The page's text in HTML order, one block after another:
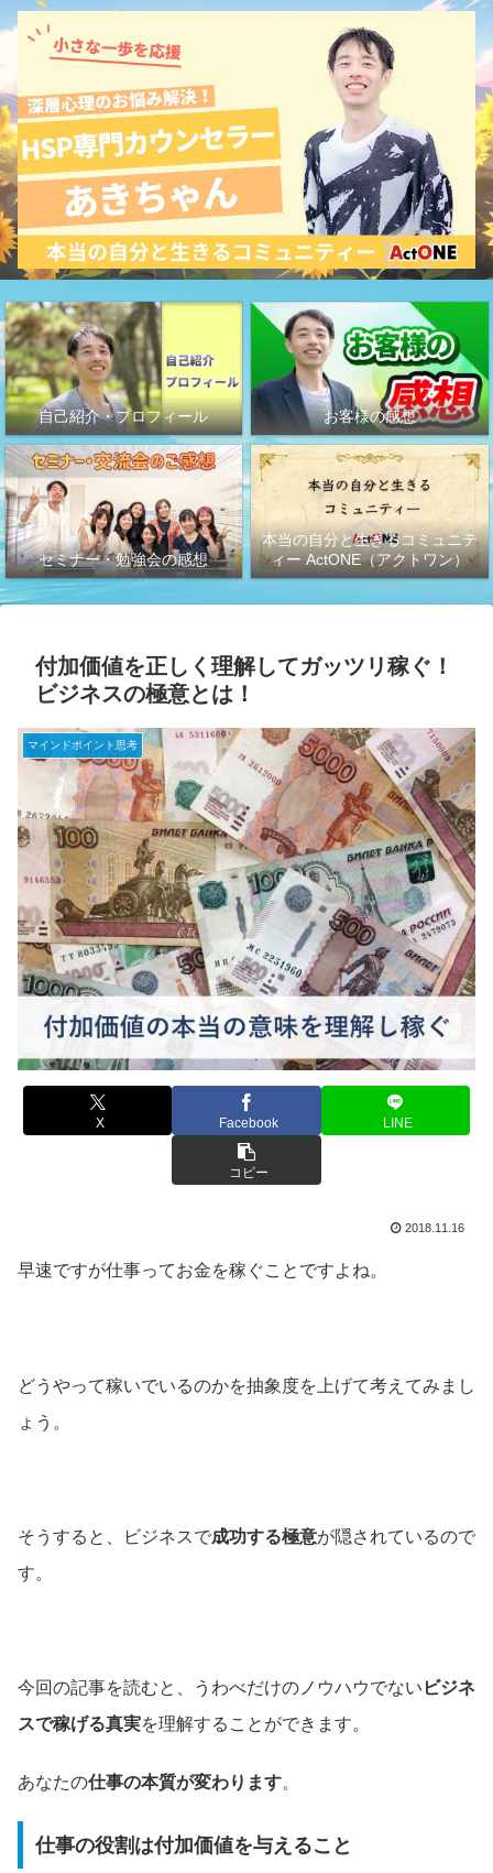
自己紹介・プロフィール お客様の感想
セミナー・勉強会の感想
本当の自分と生きるコミュニテ
ィー ActONE（アクトワン）
付加価値を正しく理解してガッツリ稼ぐ！
ビジネスの極意とは！
マインドポイント思考
X Facebook LINE
コピー
2018.11.16
早速ですが仕事ってお金を稼ぐことですよね。
どうやって稼いでいるのかを抽象度を上げて考えてみまし
ょう。
そうすると、ビジネスで成功する極意が隠されているので
す。
今回の記事を読むと、うわべだけのノウハウでない ビジネ
スで稼げる真実を理解することができます。
あなたの仕事の本質が変わります。
仕事の役割は付加価値を与えること